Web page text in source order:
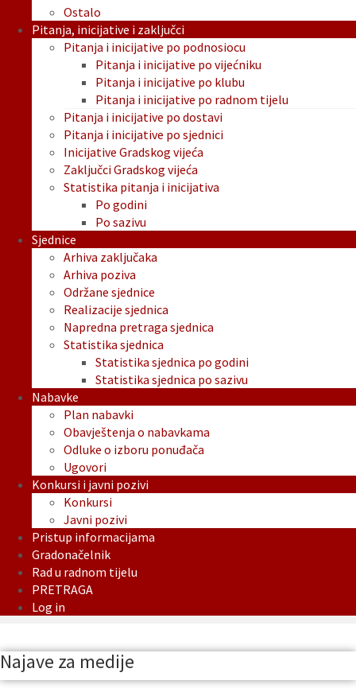
Ostalo
Pitanja, inicijative i zaključci
Pitanja i inicijative po podnosiocu
Pitanja i inicijative po vijećniku
Pitanja i inicijative po klubu
Pitanja i inicijative po radnom tijelu
Pitanja i inicijative po dostavi
Pitanja i inicijative po sjednici
Inicijative Gradskog vijeća
Zaključci Gradskog vijeća
Statistika pitanja i inicijativa
Po godini
Po sazivu
Sjednice
Arhiva zaključaka
Arhiva poziva
Održane sjednice
Realizacije sjednica
Napredna pretraga sjednica
Statistika sjednica
Statistika sjednica po godini
Statistika sjednica po sazivu
Nabavke
Plan nabavki
Obavještenja o nabavkama
Odluke o izboru ponuđača
Ugovori
Konkursi i javni pozivi
Konkursi
Javni pozivi
Pristup informacijama
Gradonačelnik
Rad u radnom tijelu
PRETRAGA
Log in
Najave za medije